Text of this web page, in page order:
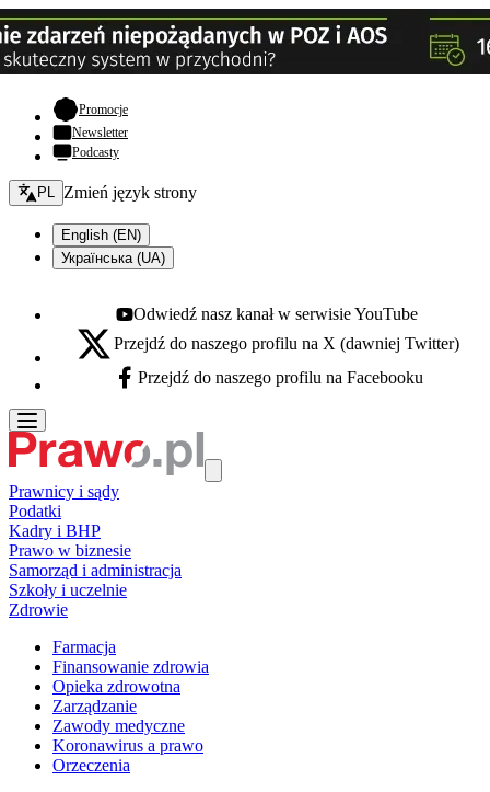
Promocje- otwiera się w nowej karcie
Newsletter
Podcasty
Zmień język - bieżący:
PL Zmień język strony
English (EN)
Українська (UA)
Youtube - otwiera się w nowej karcie
Odwiedź nasz kanał w serwisie YouTube
X - otwiera się w nowej karcie
Przejdź do naszego profilu na X (dawniej Twitter)
Facebook - otwiera się w nowej karcie
Przejdź do naszego profilu na Facebooku
Prawnicy i sądy
Podatki
Kadry i BHP
Prawo w biznesie
Samorząd i administracja
Szkoły i uczelnie
Zdrowie
Farmacja
Finansowanie zdrowia
Opieka zdrowotna
Zarządzanie
Zawody medyczne
Koronawirus a prawo
Orzeczenia